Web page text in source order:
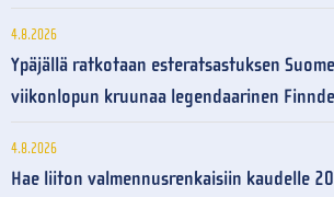
4.8.2026
Ypäjällä ratkotaan esteratsastuksen
viikonlopun kruunaa legendaarinen
4.8.2026
Hae liiton valmennusrenkaisiin kaudelle